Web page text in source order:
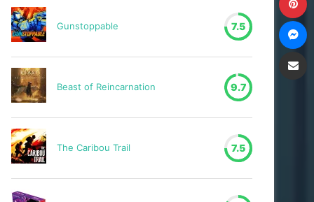
Gunstoppable 7.5
Beast of Reincarnation 9.7
The Caribou Trail 7.5